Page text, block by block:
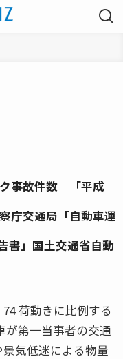
事故件数 「平成
庁交通局「自動車運
書」国土交通省自動
荷動きに比例する
が第一当事者の交通
気低迷による物量